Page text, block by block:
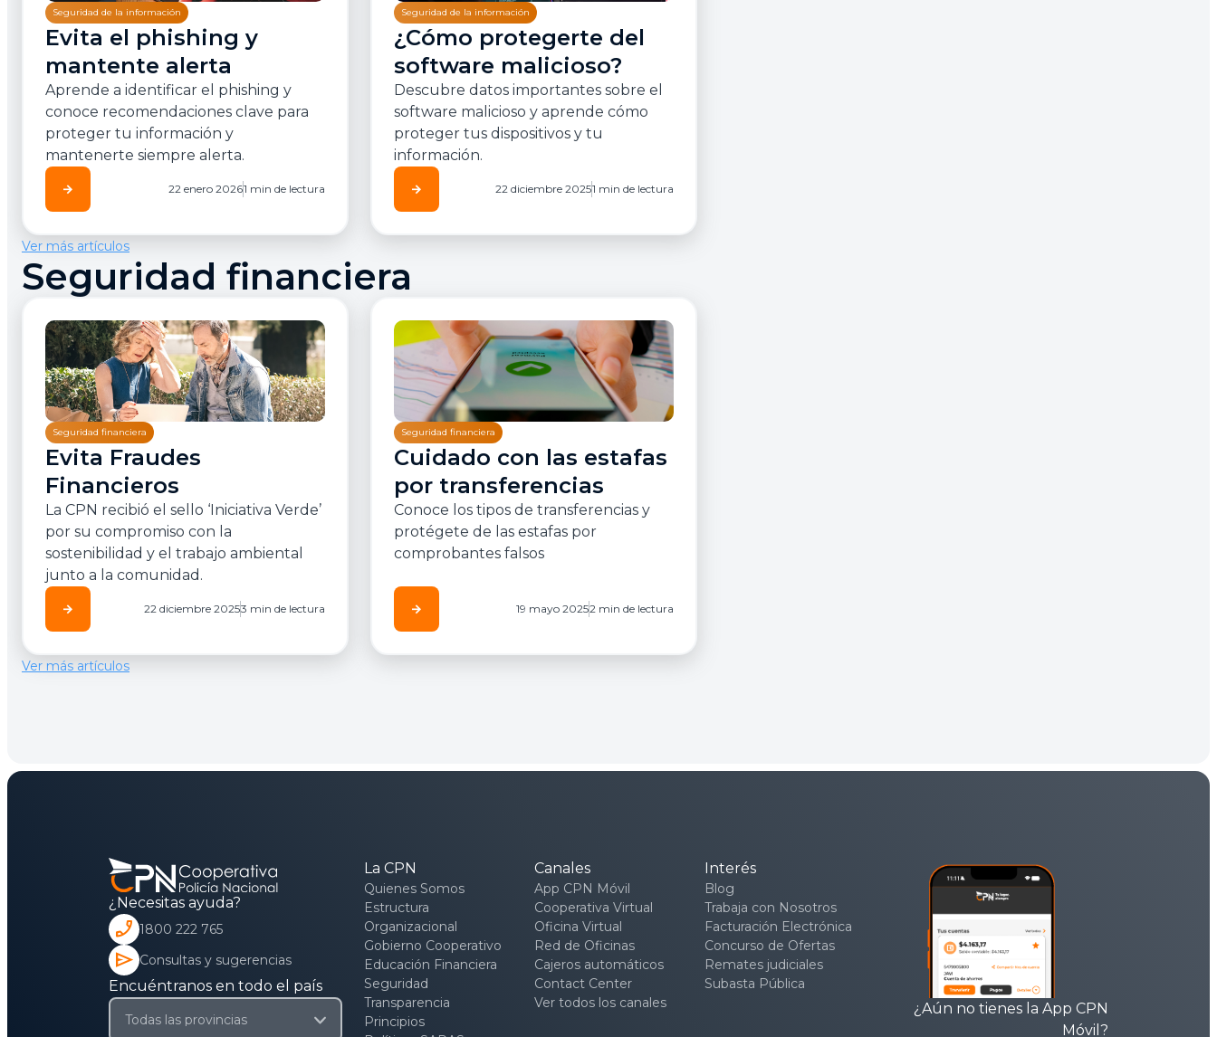
Seguridad de la información
Evita el phishing y
mantente alerta
Aprende a identificar el phishing y
conoce recomendaciones clave para
proteger tu información y
mantenerte siempre alerta.
arrow_forward 22 enero 20261 min de lectura
Seguridad de la información
¿Cómo protegerte del
software malicioso?
Descubre datos importantes sobre el
software malicioso y aprende cómo
proteger tus dispositivos y tu
información.
arrow_forward 22 diciembre 20251 min de lectura
Ver más artículos
Seguridad financiera
Seguridad financiera
Evita Fraudes
Financieros
La CPN recibió el sello ‘Iniciativa Verde’
por su compromiso con la
sostenibilidad y el trabajo ambiental
junto a la comunidad.
arrow_forward 22 diciembre 20253 min de lectura
Seguridad financiera
Cuidado con las estafas
por transferencias
Conoce los tipos de transferencias y
protégete de las estafas por
comprobantes falsos
arrow_forward 19 mayo 20252 min de lectura
Ver más artículos
¿Necesitas ayuda?
phone_enabled 1800 222 765
send Consultas y sugerencias
Encuéntranos en todo el país
La CPN
Quienes Somos
Estructura
Organizacional
Gobierno Cooperativo
Educación Financiera
Seguridad
Transparencia
Principios
Canales
App CPN Móvil
Cooperativa Virtual
Oficina Virtual
Red de Oficinas
Cajeros automáticos
Contact Center
Ver todos los canales
Interés
Blog
Trabaja con Nosotros
Facturación Electrónica
Concurso de Ofertas
Remates judiciales
Subasta Pública
¿Aún no tienes la App CPN
Móvil?